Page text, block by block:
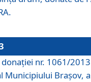
nr. 1061/
Municipiului Braşov,